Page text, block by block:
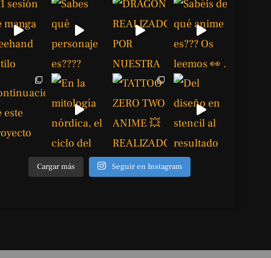
Cargar más Seguir en Instagram